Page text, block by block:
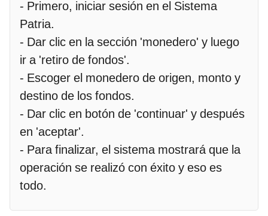
- Primero, iniciar sesión en el Sistema
Patria.
- Dar clic en la sección 'monedero' y luego
ir a 'retiro de fondos'.
- Escoger el monedero de origen, monto y
destino de los fondos.
- Dar clic en botón de 'continuar' y después
en 'aceptar'.
- Para finalizar, el sistema mostrará que la
operación se realizó con éxito y eso es
todo.